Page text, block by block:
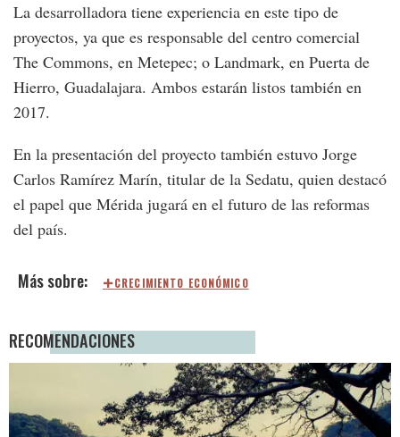
La desarrolladora tiene experiencia en este tipo de
proyectos, ya que es responsable del centro comercial
The Commons, en Metepec; o Landmark, en Puerta de
Hierro, Guadalajara. Ambos estarán listos también en
2017.
En la presentación del proyecto también estuvo Jorge
Carlos Ramírez Marín, titular de la Sedatu, quien destacó
el papel que Mérida jugará en el futuro de las reformas
del país.
CRECIMIENTO ECONÓMICO
RECOMENDACIONES